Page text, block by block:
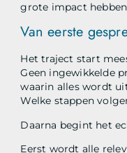
grote impact
Van eerste
Het traject start
Geen ingewikkelde
waarin alles wordt
Welke stappen
Daarna begint het
Eerst wordt alle